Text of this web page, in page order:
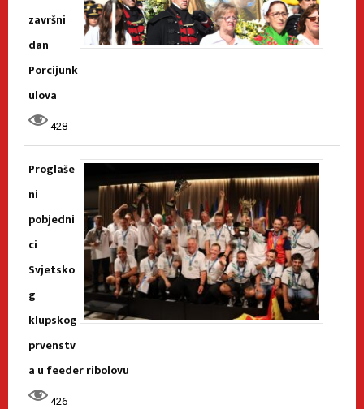
završni
dan
Porcijunk
ulova
428
Proglaše
ni
pobjedni
ci
Svjetsko
g
klupskog
prvenstv
a u feeder ribolovu
426